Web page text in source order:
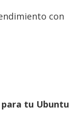
con
tu Ubuntu